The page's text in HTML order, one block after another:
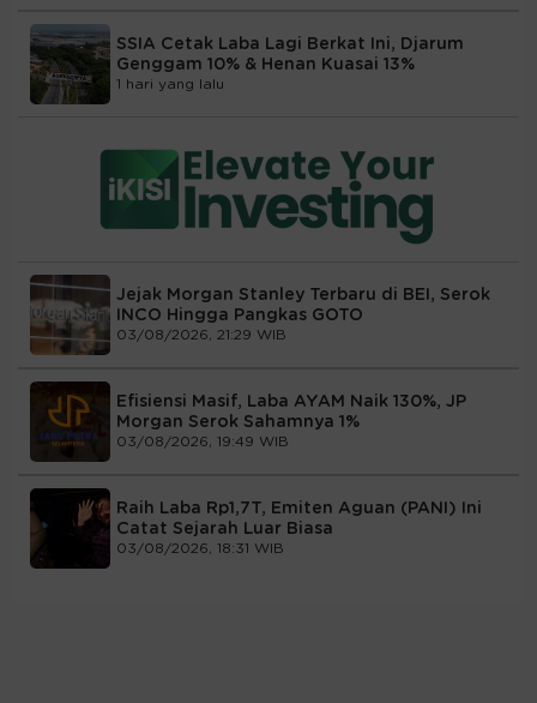
SSIA Cetak Laba Lagi Berkat Ini, Djarum
Genggam 10% & Henan Kuasai 13%
1 hari yang lalu
Jejak Morgan Stanley Terbaru di BEI, Serok
INCO Hingga Pangkas GOTO
03/08/2026, 21:29 WIB
Efisiensi Masif, Laba AYAM Naik 130%, JP
Morgan Serok Sahamnya 1%
03/08/2026, 19:49 WIB
Raih Laba Rp1,7T, Emiten Aguan (PANI) Ini
Catat Sejarah Luar Biasa
03/08/2026, 18:31 WIB